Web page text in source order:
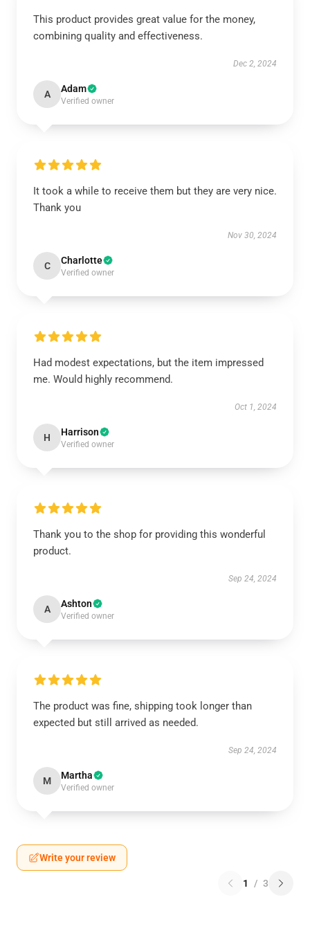
This product provides great value for the money,
combining quality and effectiveness.
Dec 2, 2024
A Adam
Verified owner
It took a while to receive them but they are very nice.
Thank you
Nov 30, 2024
C Charlotte
Verified owner
Had modest expectations, but the item impressed
me. Would highly recommend.
Oct 1, 2024
H Harrison
Verified owner
Thank you to the shop for providing this wonderful
product.
Sep 24, 2024
A Ashton
Verified owner
The product was fine, shipping took longer than
expected but still arrived as needed.
Sep 24, 2024
M Martha
Verified owner
Write your review
1 / 3